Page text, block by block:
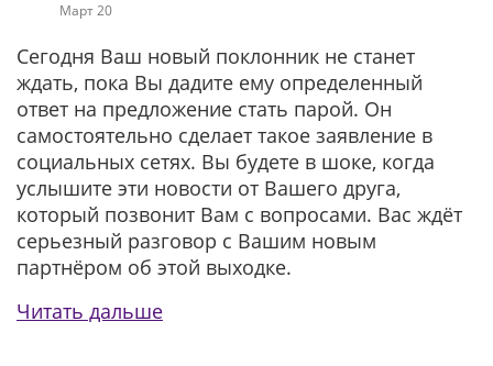
Март 20
Сегодня Ваш новый поклонник не станет
ждать, пока Вы дадите ему определенный
ответ на предложение стать парой. Он
самостоятельно сделает такое заявление в
социальных сетях. Вы будете в шоке, когда
услышите эти новости от Вашего друга,
который позвонит Вам с вопросами. Вас ждёт
серьезный разговор с Вашим новым
партнёром об этой выходке.
Читать дальше